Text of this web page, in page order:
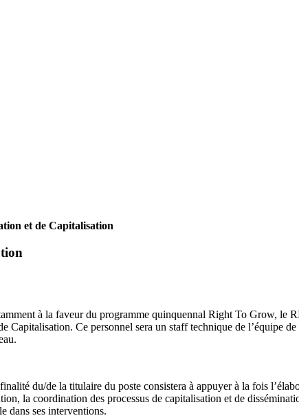
et de Capitalisation
à la faveur du programme quinquennal Right To Grow, le
Ce personnel sera un staff technique de l’équipe
du/de la titulaire du poste consistera à appuyer à la fois
la coordination des processus de capitalisation et de
dans ses interventions.